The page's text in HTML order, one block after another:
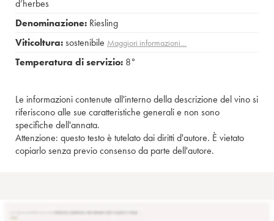
d’herbes
Denominazione: Riesling
Viticoltura:sostenibile Maggiori informazioni…
Temperatura di servizio: 8°
Le informazioni contenute all'interno della descrizione del vino si
riferiscono alle sue caratteristiche generali e non sono
specifiche dell'annata.
Attenzione: questo testo è tutelato dai diritti d'autore. È vietato
copiarlo senza previo consenso da parte dell'autore.